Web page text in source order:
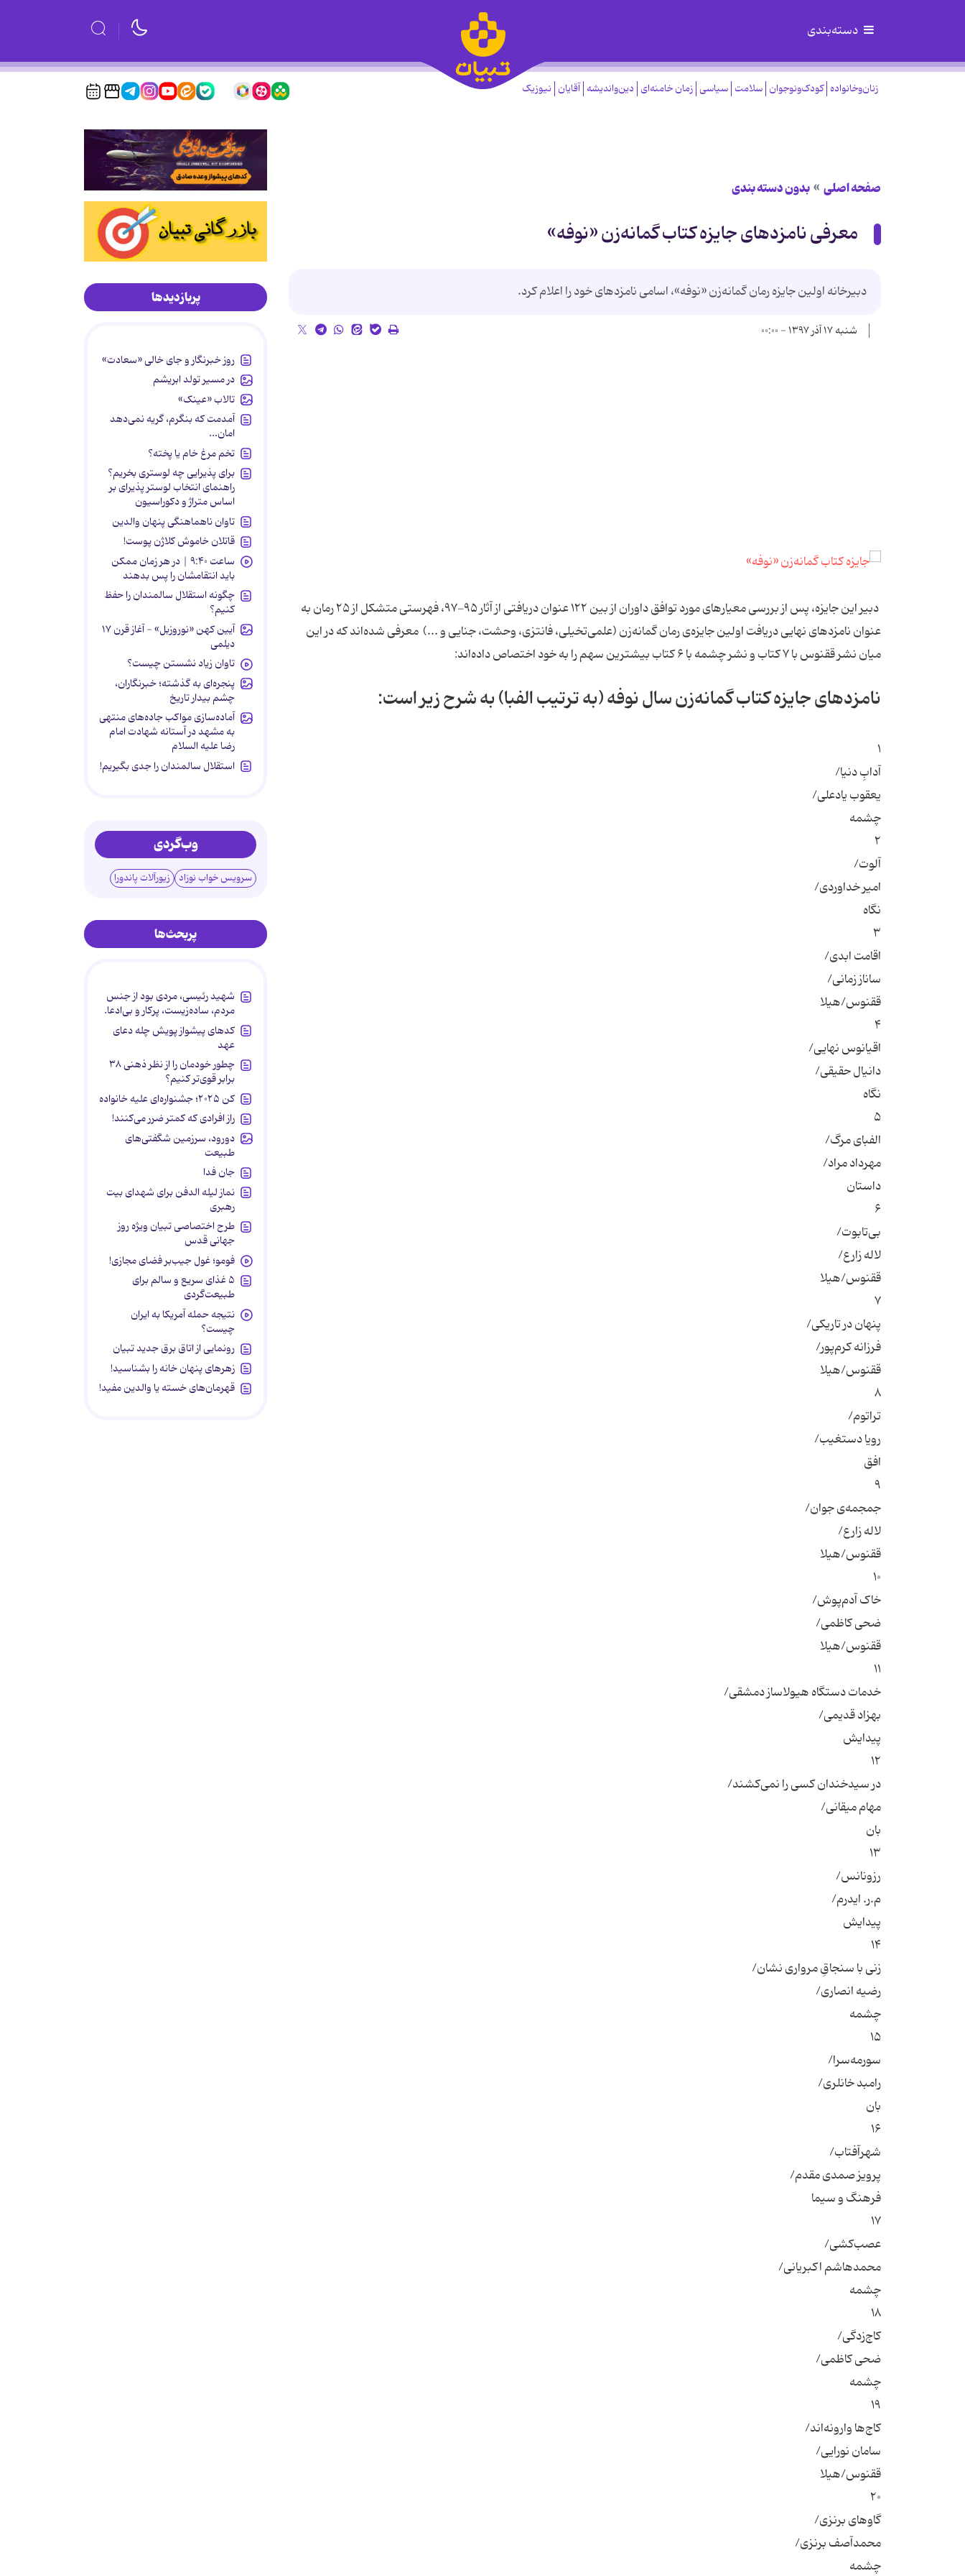
دسته‌بندی
زنان‌وخانواده کودک‌ونوجوان سلامت سیاسی زمان خامنه‌ای دین‌واندیشه آقایان نیوزیک
صفحه اصلی بدون دسته بندی
معرفی نامزدهای جایزه‌ کتاب گمانه‌زن «نوفه»
دبیرخانه‌ اولین جایزه‌ رمان گمانه‌زن «نوفه»، اسامی نامزدهای خود را اعلام کرد.
شنبه ۱۷ آذر ۱۳۹۷ - ۰۰:۰۰
دبیر این جایزه، پس از بررسی معیارهای مورد توافق داوران از بین ۱۲۲ عنوان دریافتی از آثار ۹۵-۹۷، فهرستی متشکل از ۲۵ رمان به
عنوان نامزدهای نهایی دریافت اولین جایزه‌ی رمان گمانه‌زن (علمی‌تخیلی، فانتزی، وحشت، جنایی و ...) معرفی شده‌اند که در این
میان نشر ققنوس با ۷ کتاب و نشر چشمه با ۶ کتاب بیشترین سهم را به خود اختصاص داده‌اند:
نامزدهای جایزه کتاب گمانه‌زن سال نوفه (به ترتیب الفبا) به شرح زیر است:
۱
آدابِ دنیا/
یعقوب یادعلی/
چشمه
۲
آلوت/
امیر خداوردی/
نگاه
۳
اقامت ابدی/
ساناز زمانی/
ققنوس/هیلا
۴
اقیانوس نهایی/
دانیال حقیقی/
نگاه
۵
الفبای مرگ/
مهرداد مراد/
داستان
۶
بی‌تابوت/
لاله زارع/
ققنوس/هیلا
۷
پنهان در تاریکی/
فرزانه کرم‌پور/
ققنوس/هیلا
۸
تراتوم/
رویا دستغیب/
افق
۹
جمجمه‌ی جوان/
لاله زارع/
ققنوس/هیلا
۱۰
خاک آدم‌پوش/
ضحی کاظمی/
ققنوس/هیلا
۱۱
خدمات دستگاه هیولاساز دمشقی/
بهزاد قدیمی/
پیدایش
۱۲
در سیدخندان کسی را نمی‌کشند/
مهام میقانی/
بان
۱۳
رزونانس/
م.ر. ایدرم/
پیدایش
۱۴
زنی با سنجاقِ مرواری نشان/
رضیه انصاری/
چشمه
۱۵
سورمه‌سرا/
رامبد خانلری/
بان
۱۶
شهرآفتاب/
پرویز صمدی مقدم/
فرهنگ و سیما
۱۷
عصب‌کشی/
محمدهاشم اکبریانی/
چشمه
۱۸
کاج‌زدگی/
ضحی کاظمی/
چشمه
۱۹
کاج‌ها وارونه‌اند/
سامان نورایی/
ققنوس/هیلا
۲۰
گاوهای برنزی/
محمدآصف برنزی/
چشمه
پربازدیدها
روز خبرنگار و جای خالی «سعادت»
در مسیر تولد ابریشم
تالاب «عینک»
آمدمت که بنگرم، گریه نمی‌دهد
امان...
تخم مرغ خام یا پخته؟
برای پذیرایی چه لوستری بخریم؟
راهنمای انتخاب لوستر پذیرای بر
اساس متراژ و دکوراسیون
تاوان ناهماهنگی پنهان والدین
قاتلان خاموش کلاژن پوست!
ساعت ۹:۴۰ | در هر زمان ممکن
باید انتقامشان را پس بدهند
چگونه استقلال سالمندان را حفظ
کنیم؟
آیین کهن «نوروزبل» - آغاز قرن ۱۷
دیلمی
تاوان زیاد نشستن چیست؟
پنجره‌ای به گذشته؛ خبرنگاران،
چشم بیدار تاریخ
آماده‌سازی مواکب جاده‌های منتهی
به مشهد در آستانه شهادت امام
رضا علیه السلام
استقلال سالمندان را جدی بگیریم!
وب‌گردی
سرویس خواب نوزاد زیورآلات پاندورا
پربحث‌ها
شهید رئیسی، مردی بود از جنس
مردم، ساده‌زیست، پرکار و بی‌ادعا.
کدهای پیشواز پویش چله دعای
عهد
چطور خودمان را از نظر ذهنی ۳۸
برابر قوی‌تر کنیم؟
کن ۲۰۲۵؛ جشنواره‌ای علیه خانواده
راز افرادی که کمتر ضرر می‌کنند!
دورود، سرزمین شگفتی‌های
طبیعت
جان فدا
نماز لیله الدفن برای شهدای بیت
رهبری
طرح اختصاصی تبیان ویژه روز
جهانی قدس
فومو؛ غول جیب‌بر فضای مجازی!
۵ غذای سریع و سالم برای
طبیعت‌گردی
نتیجه حمله آمریکا به ایران
چیست؟
رونمایی از اتاق برق جدید تبیان
زهرهای پنهان خانه را بشناسید!
قهرمان‌های خسته یا والدین مفید!